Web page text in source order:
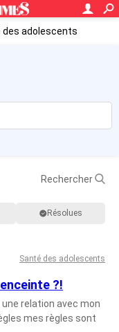
des adolescents
Rechercher
Résolues
Santé des adolescents
?!
relation avec mon
mes règles sont